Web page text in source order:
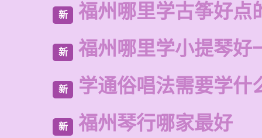
新 福州哪里学古筝好点
新 福州哪里学小提琴好
新 学通俗唱法需要学什
新 福州琴行哪家最好